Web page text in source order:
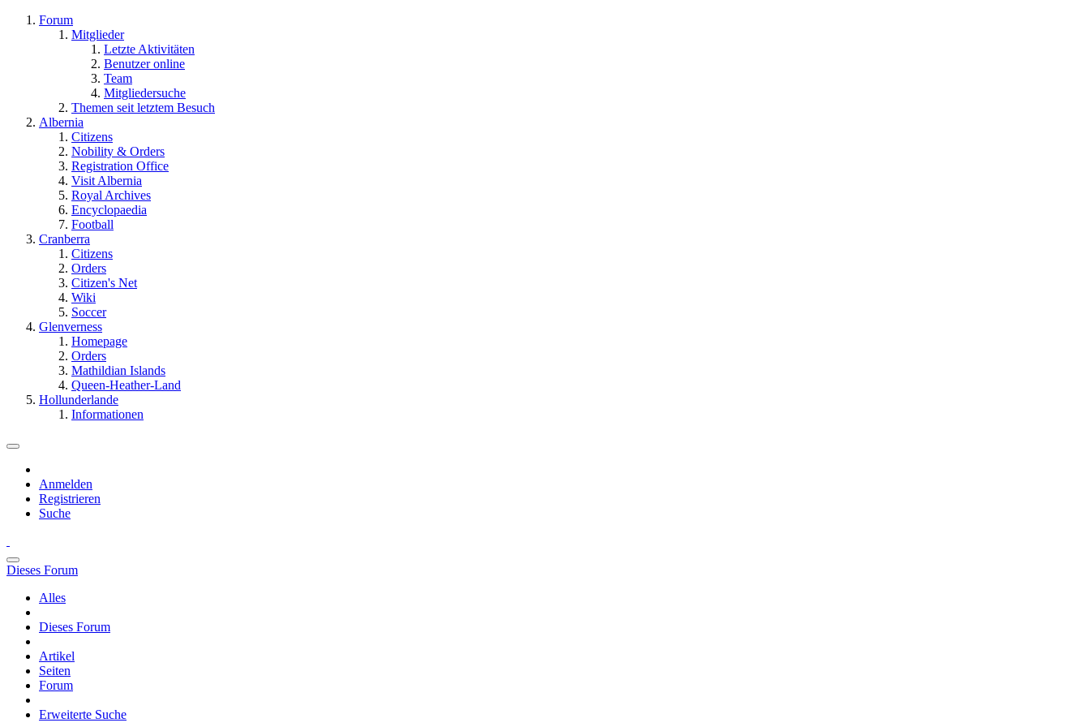
Forum
Mitglieder
Letzte Aktivitäten
Benutzer online
Team
Mitgliedersuche
Themen seit letztem Besuch
Albernia
Citizens
Nobility & Orders
Registration Office
Visit Albernia
Royal Archives
Encyclopaedia
Football
Cranberra
Citizens
Orders
Citizen's Net
Wiki
Soccer
Glenverness
Homepage
Orders
Mathildian Islands
Queen-Heather-Land
Hollunderlande
Informationen
Anmelden
Registrieren
Suche
Dieses Forum
Alles
Dieses Forum
Artikel
Seiten
Forum
Erweiterte Suche